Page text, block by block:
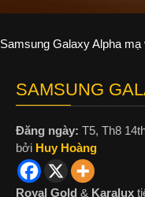
Samsung Galaxy Alpha
SAMSUNG
Đăng ngày: T5, Th8
bởi Huy Hoàng
Royal Gold & Karalux